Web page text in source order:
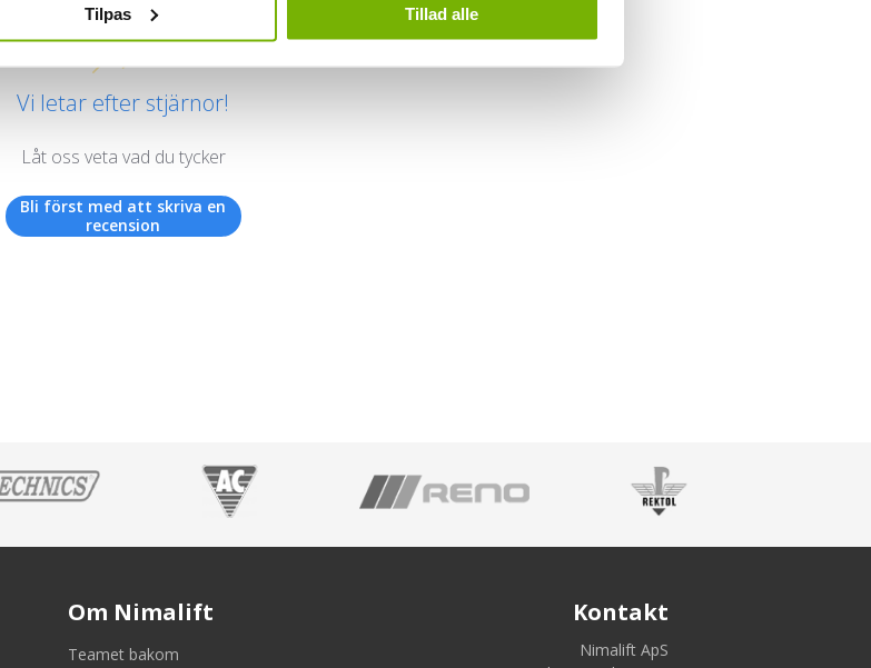
Tilpas Tillad alle
Vi letar efter stjärnor!
Låt oss veta vad du tycker
Bli först med att skriva en
recension
Om Nimalift
Teamet bakom
Kontakt
Nimalift ApS